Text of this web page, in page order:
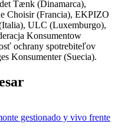
Tænk (Dinamarca),
Choisir (Francia), EKPIZO
ULC (Luxemburgo),
Konsumentow
ochrany spotrebiteľov
Konsumenter (Suecia).
gestionado y vivo frente